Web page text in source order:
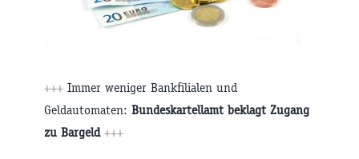
+++ Immer weniger Bankfilialen und
Geldautomaten: Bundeskartellamt beklagt Zugang
zu Bargeld +++